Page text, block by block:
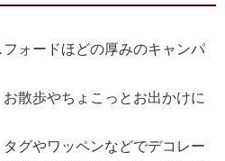
ォードほどの厚みのキャンパ
散歩やちょこっとお出かけに
グやワッペンなどでデコレー